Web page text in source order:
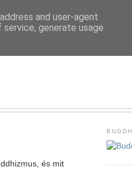
és mit
and user-agent
generate usage